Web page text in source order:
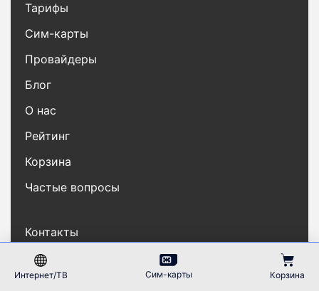
Интернет/ТВ Сим-карты Корзина
Тарифы
Сим-карты
Провайдеры
Блог
О нас
Рейтинг
Корзина
Частые вопросы
Контакты
Карта сайта